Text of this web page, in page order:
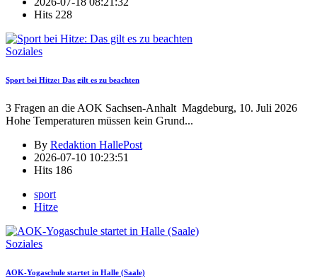
Hits 228
Soziales
Sport bei Hitze: Das gilt es zu beachten
3 Fragen an die AOK Sachsen-Anhalt Magdeburg, 10. Juli 2026
Hohe Temperaturen müssen kein Grund...
By Redaktion HallePost
2026-07-10 10:23:51
Hits 186
sport
Hitze
Soziales
AOK-Yogaschule startet in Halle (Saale)